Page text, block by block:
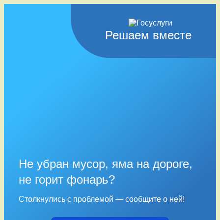
Решаем вместе
Не убран мусор, яма на дороге,
не горит фонарь?
Столкнулись с проблемой — сообщите о ней!